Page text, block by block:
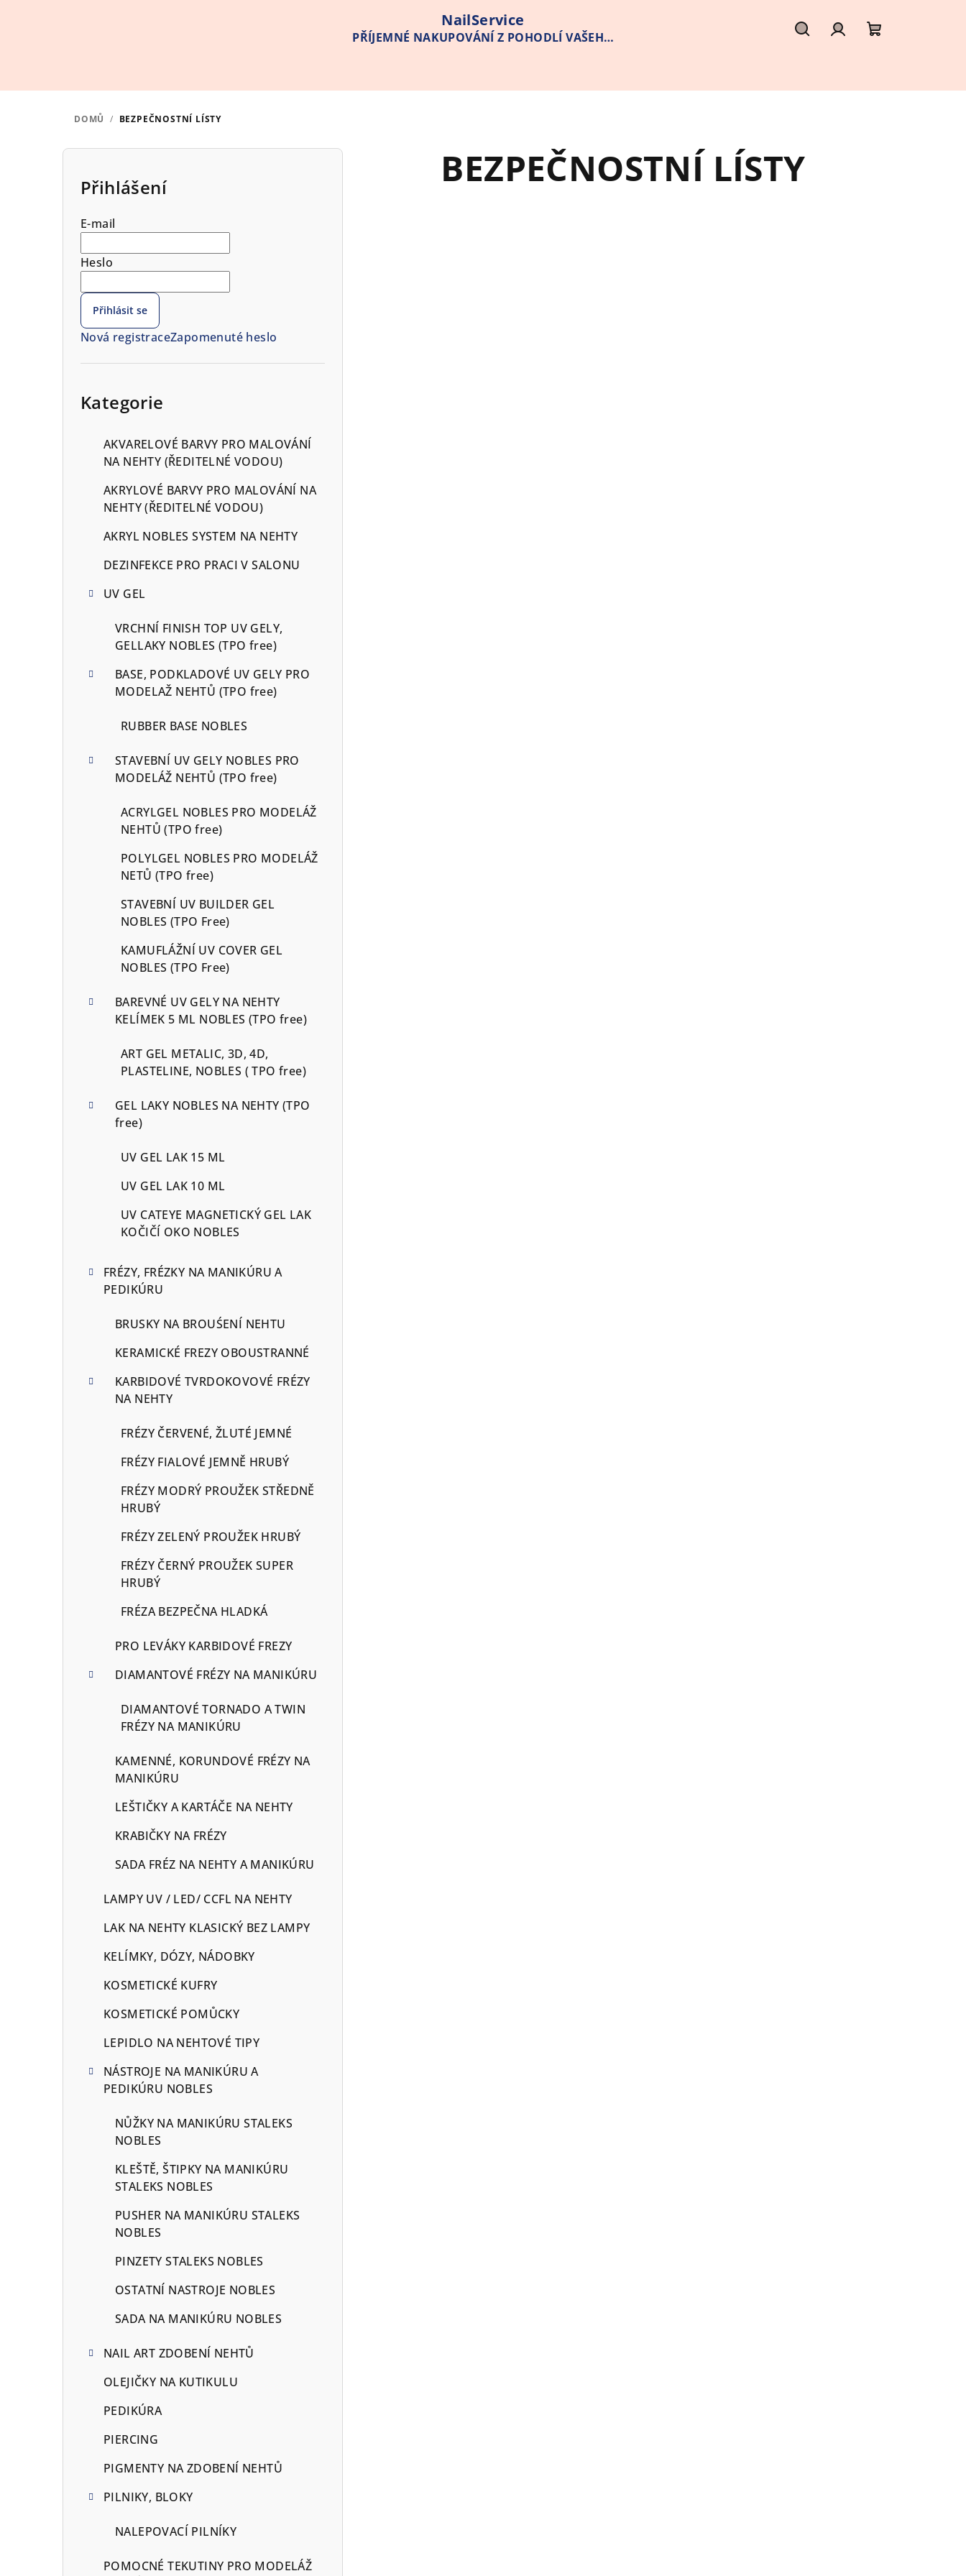
NailService
PŘÍJEMNÉ NAKUPOVÁNÍ Z POHODLÍ VAŠEHO
košík
DOMŮ / BEZPEČNOSTNÍ LÍSTY
P
Přihlášení
E-mail
Heslo
Přihlásit se
Nová registraceZapomenuté heslo
Kategorie
AKVARELOVÉ BARVY PRO MALOVÁNÍ
NA NEHTY (ŘEDITELNÉ VODOU)
AKRYLOVÉ BARVY PRO MALOVÁNÍ NA
NEHTY (ŘEDITELNÉ VODOU)
AKRYL NOBLES SYSTEM NA NEHTY
DEZINFEKCE PRO PRACI V SALONU
UV GEL
VRCHNÍ FINISH TOP UV GELY,
GELLAKY NOBLES (TPO free)
BASE, PODKLADOVÉ UV GELY PRO
MODELAŽ NEHTŮ (TPO free)
RUBBER BASE NOBLES
STAVEBNÍ UV GELY NOBLES PRO
MODELÁŽ NEHTŮ (TPO free)
ACRYLGEL NOBLES PRO MODELÁŽ
NEHTŮ (TPO free)
POLYLGEL NOBLES PRO MODELÁŽ
NETŮ (TPO free)
STAVEBNÍ UV BUILDER GEL
NOBLES (TPO Free)
KAMUFLÁŽNÍ UV COVER GEL
NOBLES (TPO Free)
BAREVNÉ UV GELY NA NEHTY
KELÍMEK 5 ML NOBLES (TPO free)
ART GEL METALIC, 3D, 4D,
PLASTELINE, NOBLES ( TPO free)
GEL LAKY NOBLES NA NEHTY (TPO
free)
UV GEL LAK 15 ML
UV GEL LAK 10 ML
UV CATEYE MAGNETICKÝ GEL LAK
KOČIČÍ OKO NOBLES
FRÉZY, FRÉZKY NA MANIKÚRU A
PEDIKÚRU
BRUSKY NA BROUŚENÍ NEHTU
KERAMICKÉ FREZY OBOUSTRANNÉ
KARBIDOVÉ TVRDOKOVOVÉ FRÉZY
NA NEHTY
FRÉZY ČERVENÉ, ŽLUTÉ JEMNÉ
FRÉZY FIALOVÉ JEMNĚ HRUBÝ
FRÉZY MODRÝ PROUŽEK STŘEDNĚ
HRUBÝ
FRÉZY ZELENÝ PROUŽEK HRUBÝ
FRÉZY ČERNÝ PROUŽEK SUPER
HRUBÝ
FRÉZA BEZPEČNA HLADKÁ
PRO LEVÁKY KARBIDOVÉ FREZY
DIAMANTOVÉ FRÉZY NA MANIKÚRU
DIAMANTOVÉ TORNADO A TWIN
FRÉZY NA MANIKÚRU
KAMENNÉ, KORUNDOVÉ FRÉZY NA
MANIKÚRU
LEŠTIČKY A KARTÁČE NA NEHTY
KRABIČKY NA FRÉZY
SADA FRÉZ NA NEHTY A MANIKÚRU
LAMPY UV / LED/ CCFL NA NEHTY
LAK NA NEHTY KLASICKÝ BEZ LAMPY
KELÍMKY, DÓZY, NÁDOBKY
KOSMETICKÉ KUFRY
KOSMETICKÉ POMŮCKY
LEPIDLO NA NEHTOVÉ TIPY
NÁSTROJE NA MANIKÚRU A
PEDIKÚRU NOBLES
NŮŽKY NA MANIKÚRU STALEKS
NOBLES
KLEŠTĚ, ŠTIPKY NA MANIKÚRU
STALEKS NOBLES
PUSHER NA MANIKÚRU STALEKS
NOBLES
PINZETY STALEKS NOBLES
OSTATNÍ NASTROJE NOBLES
SADA NA MANIKÚRU NOBLES
NAIL ART ZDOBENÍ NEHTŮ
OLEJIČKY NA KUTIKULU
PEDIKÚRA
PIERCING
PIGMENTY NA ZDOBENÍ NEHTŮ
PILNIKY, BLOKY
NALEPOVACÍ PILNÍKY
POMOCNÉ TEKUTINY PRO MODELÁŽ
BEZPEČNOSTNÍ LÍSTY